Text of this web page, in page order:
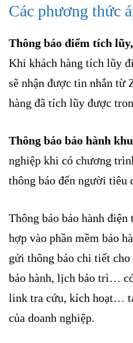
Các phương thức
Thông báo điểm tích
Khi khách hàng tích lũy
sẽ nhận được tin nhắn từ
hàng đã tích lũy được
Thông báo bảo hành
nghiệp khi có chương
thông báo đến người tiêu
Thông báo bảo hành
hợp vào phần mềm bảo
gửi thông báo chi tiết
bảo hành, lịch bảo trì…
link tra cứu, kích hoạt…
của doanh nghiệp.